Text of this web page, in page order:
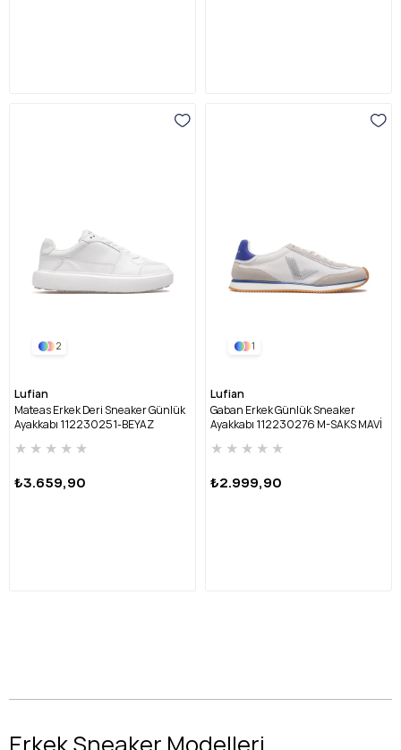
2
Lufian
Mateas Erkek Deri Sneaker Günlük
Ayakkabı 112230251-BEYAZ
★ ★ ★ ★ ★
₺3.659,90
1
Lufian
Gaban Erkek Günlük Sneaker
Ayakkabı 112230276 M-SAKS MAVİ
★ ★ ★ ★ ★
₺2.999,90